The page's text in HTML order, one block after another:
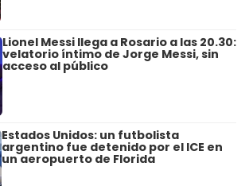
Lionel Messi llega a Rosario a las 20.30:
velatorio íntimo de Jorge Messi, sin
acceso al público
Estados Unidos: un futbolista
argentino fue detenido por el ICE en
un aeropuerto de Florida